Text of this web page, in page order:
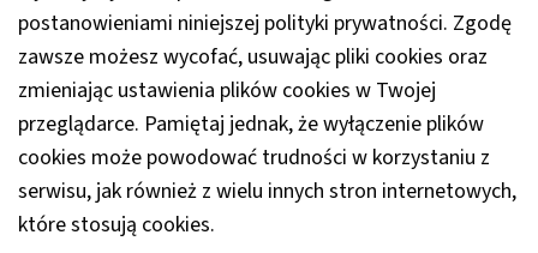
postanowieniami niniejszej polityki prywatności. Zgodę
zawsze możesz wycofać, usuwając pliki cookies oraz
zmieniając ustawienia plików cookies w Twojej
przeglądarce. Pamiętaj jednak, że wyłączenie plików
cookies może powodować trudności w korzystaniu z
serwisu, jak również z wielu innych stron internetowych,
które stosują cookies.